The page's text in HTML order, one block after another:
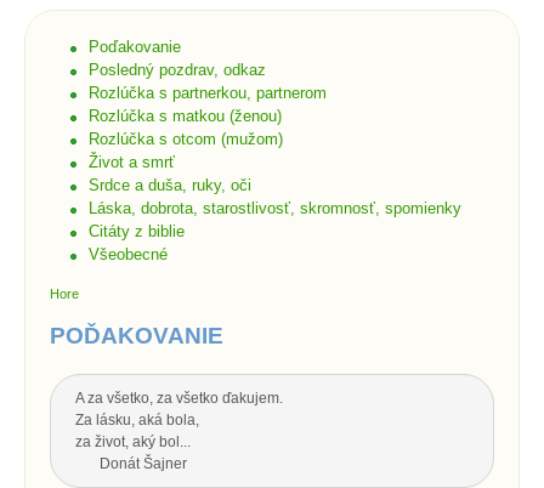
Poďakovanie
Posledný pozdrav, odkaz
Rozlúčka s partnerkou, partnerom
Rozlúčka s matkou (ženou)
Rozlúčka s otcom (mužom)
Život a smrť
Srdce a duša, ruky, oči
Láska, dobrota, starostlivosť, skromnosť, spomienky
Citáty z biblie
Všeobecné
Hore
POĎAKOVANIE
A za všetko, za všetko ďakujem.
Za lásku, aká bola,
za život, aký bol...
Donát Šajner